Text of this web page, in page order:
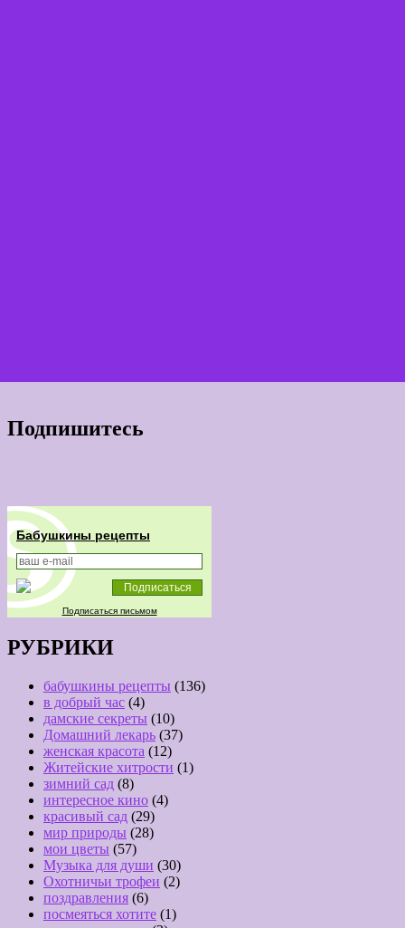
Подпишитесь
Бабушкины рецепты
Подписаться письмом
РУБРИКИ
бабушкины рецепты (136)
в добрый час (4)
дамские секреты (10)
Домашний лекарь (37)
женская красота (12)
Житейские хитрости (1)
зимний сад (8)
интересное кино (4)
красивый сад (29)
мир природы (28)
мои цветы (57)
Музыка для души (30)
Охотничьи трофеи (2)
поздравления (6)
посмеяться хотите (1)